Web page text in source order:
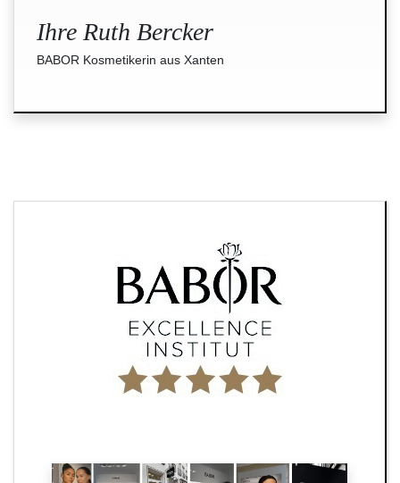
Ihre Ruth Bercker
BABOR Kosmetikerin aus Xanten